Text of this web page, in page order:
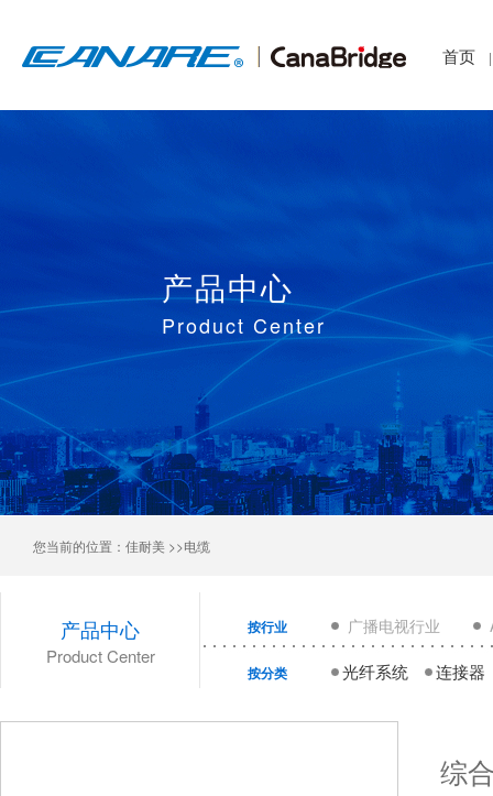
首页 |
产品中心
Product Center
您当前的位置： 佳耐美 >>电缆
产品中心
Product Center
按行业 广播电视行业
按分类 光纤系统 连接器
综